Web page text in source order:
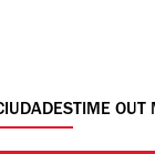
TIME OUT